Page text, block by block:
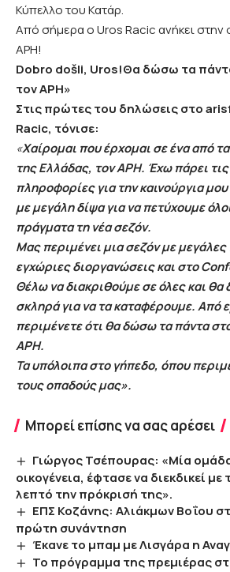
Κύπελλο του Κατάρ.
Από σήμερα ο Uros Racic ανήκει στην
ΑΡΗ!
Dobro došli, Uros!Θα δώσω τα
τον ΑΡΗ»
Στις πρώτες του δηλώσεις στο
Racic, τόνισε:
«Χαίρομαι που έρχομαι σε ένα από
της Ελλάδας, τον ΑΡΗ. Έχω πάρει
πληροφορίες για την καινούργια
με μεγάλη δίψα για να πετύχουμε
πράγματα τη νέα σεζόν.
Μας περιμένει μια σεζόν με
εγχώριες διοργανώσεις και στο
Θέλω να διακριθούμε σε όλες και
σκληρά για να τα καταφέρουμε. Από
περιμένετε ότι θα δώσω τα πάντα
ΑΡΗ.
Τα υπόλοιπα στο γήπεδο, όπου
τους οπαδούς μας».
Μπορεί επίσης να σας αρέσει
Γιώργος Τσέπουρας: «Μία
οικογένεια, έφτασε να διεκδικεί με
λεπτό την πρόκρισή της».
ΕΠΣ Κοζάνης: Αλιάκμων Βοΐου
πρώτη συνάντηση
Έκανε το μπαμ με Λισγάρα η
Το πρόγραμμα της πρεμιέρας